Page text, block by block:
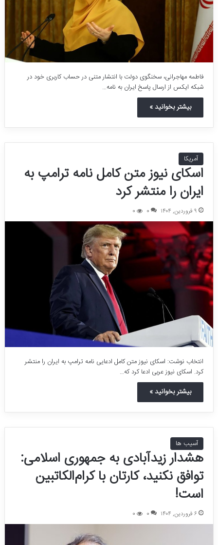
فاطمه مهاجرانی، سخنگوی دولت با انتشار متنی در حساب کاربری خود در
شبکه ایکس از ارسال پاسخ ایران به نامه…
بیشتر بخوانید »
آمریکا
اسکای نیوز متن کامل نامه ترامپ به
ایران را منتشر کرد
۹ فروردین, ۱۴۰۴ 0
0
انتخاب نوشت: اسکای نیوز متن کامل ادعایی نامه ترامپ به ایران را منتشر
کرد. اسکای نیوز عربی ادعا کرد که…
بیشتر بخوانید »
آسیب ها
هشدار زیدآبادی به جمهوری اسلامی:
توافق نکنید، کارتان با کرام‌الکاتبین
است!
۶ فروردین, ۱۴۰۴ 0
0